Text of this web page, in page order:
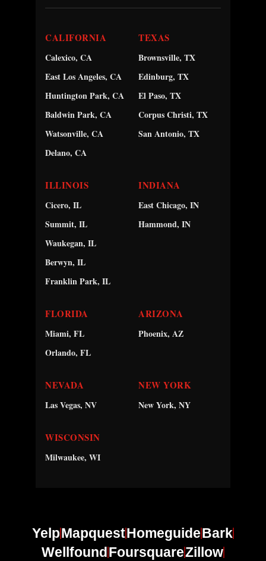
CALIFORNIA
Calexico, CA
East Los Angeles, CA
Huntington Park, CA
Baldwin Park, CA
Watsonville, CA
Delano, CA
TEXAS
Brownsville, TX
Edinburg, TX
El Paso, TX
Corpus Christi, TX
San Antonio, TX
ILLINOIS
Cicero, IL
Summit, IL
Waukegan, IL
Berwyn, IL
Franklin Park, IL
INDIANA
East Chicago, IN
Hammond, IN
FLORIDA
Miami, FL
Orlando, FL
ARIZONA
Phoenix, AZ
NEVADA
Las Vegas, NV
NEW YORK
New York, NY
WISCONSIN
Milwaukee, WI
YelpMapquestHomeguideBark
Wellfound FoursquareZillow